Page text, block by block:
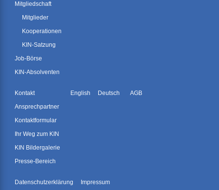
Mitgliedschaft
Mitglieder
Kooperationen
KIN-Satzung
Job-Börse
KIN-Absolventen
Kontakt
Ansprechpartner
Kontaktformular
Ihr Weg zum KIN
KIN Bildergalerie
Presse-Bereich
English Deutsch AGB
Datenschutzerklärung Impressum